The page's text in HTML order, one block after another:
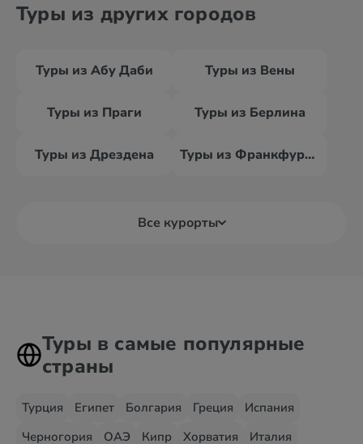
Туры из других городов
Туры из Абу Даби Туры из Вены
Туры из Праги Туры из Берлина
Туры из Дрездена Туры из Франкфурта-на-Майне
Все курорты
Туры в самые популярные
страны
Турция Египет Болгария Греция
Испания
Черногория
ОАЭ Кипр Хорватия Италия